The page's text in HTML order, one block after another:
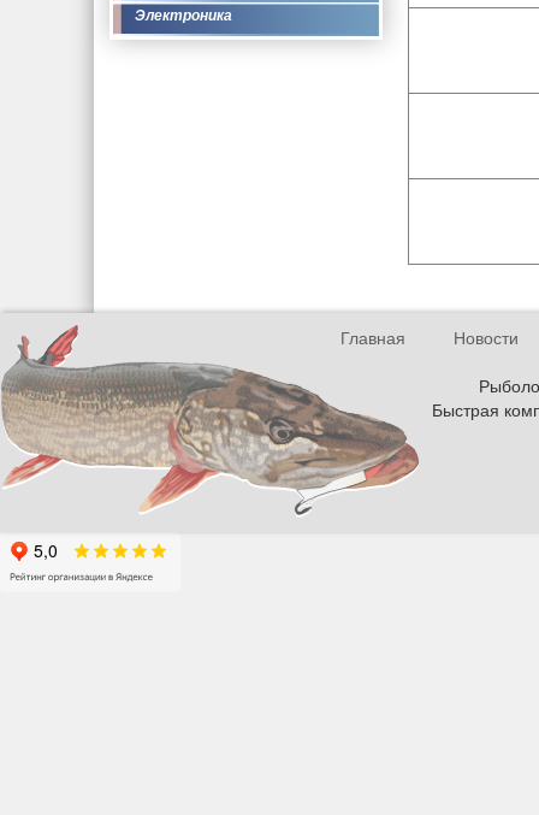
Электроника
Главная
Новости
Быстрая